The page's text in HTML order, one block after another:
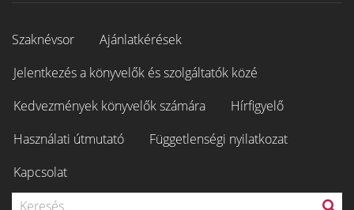
Szaknévsor
Ajánlatkérések
Jelentkezés a könyvelők és szolgáltatók közé
Kedvezmények könyvelők számára
Hírfigyelő
Használati útmutató
Függetlenségi nyilatkozat
Kapcsolat